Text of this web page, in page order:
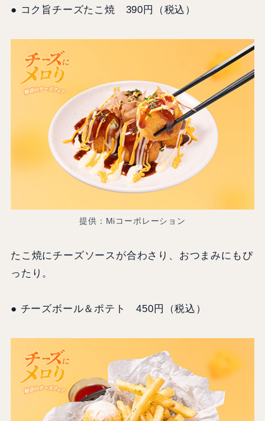
● コク旨チーズたこ焼 390円（税込）
提供：Miコーポレーション
たこ焼にチーズソースが合わさり、おつまみにもぴ
ったり。
● チーズボール＆ポテト 450円（税込）